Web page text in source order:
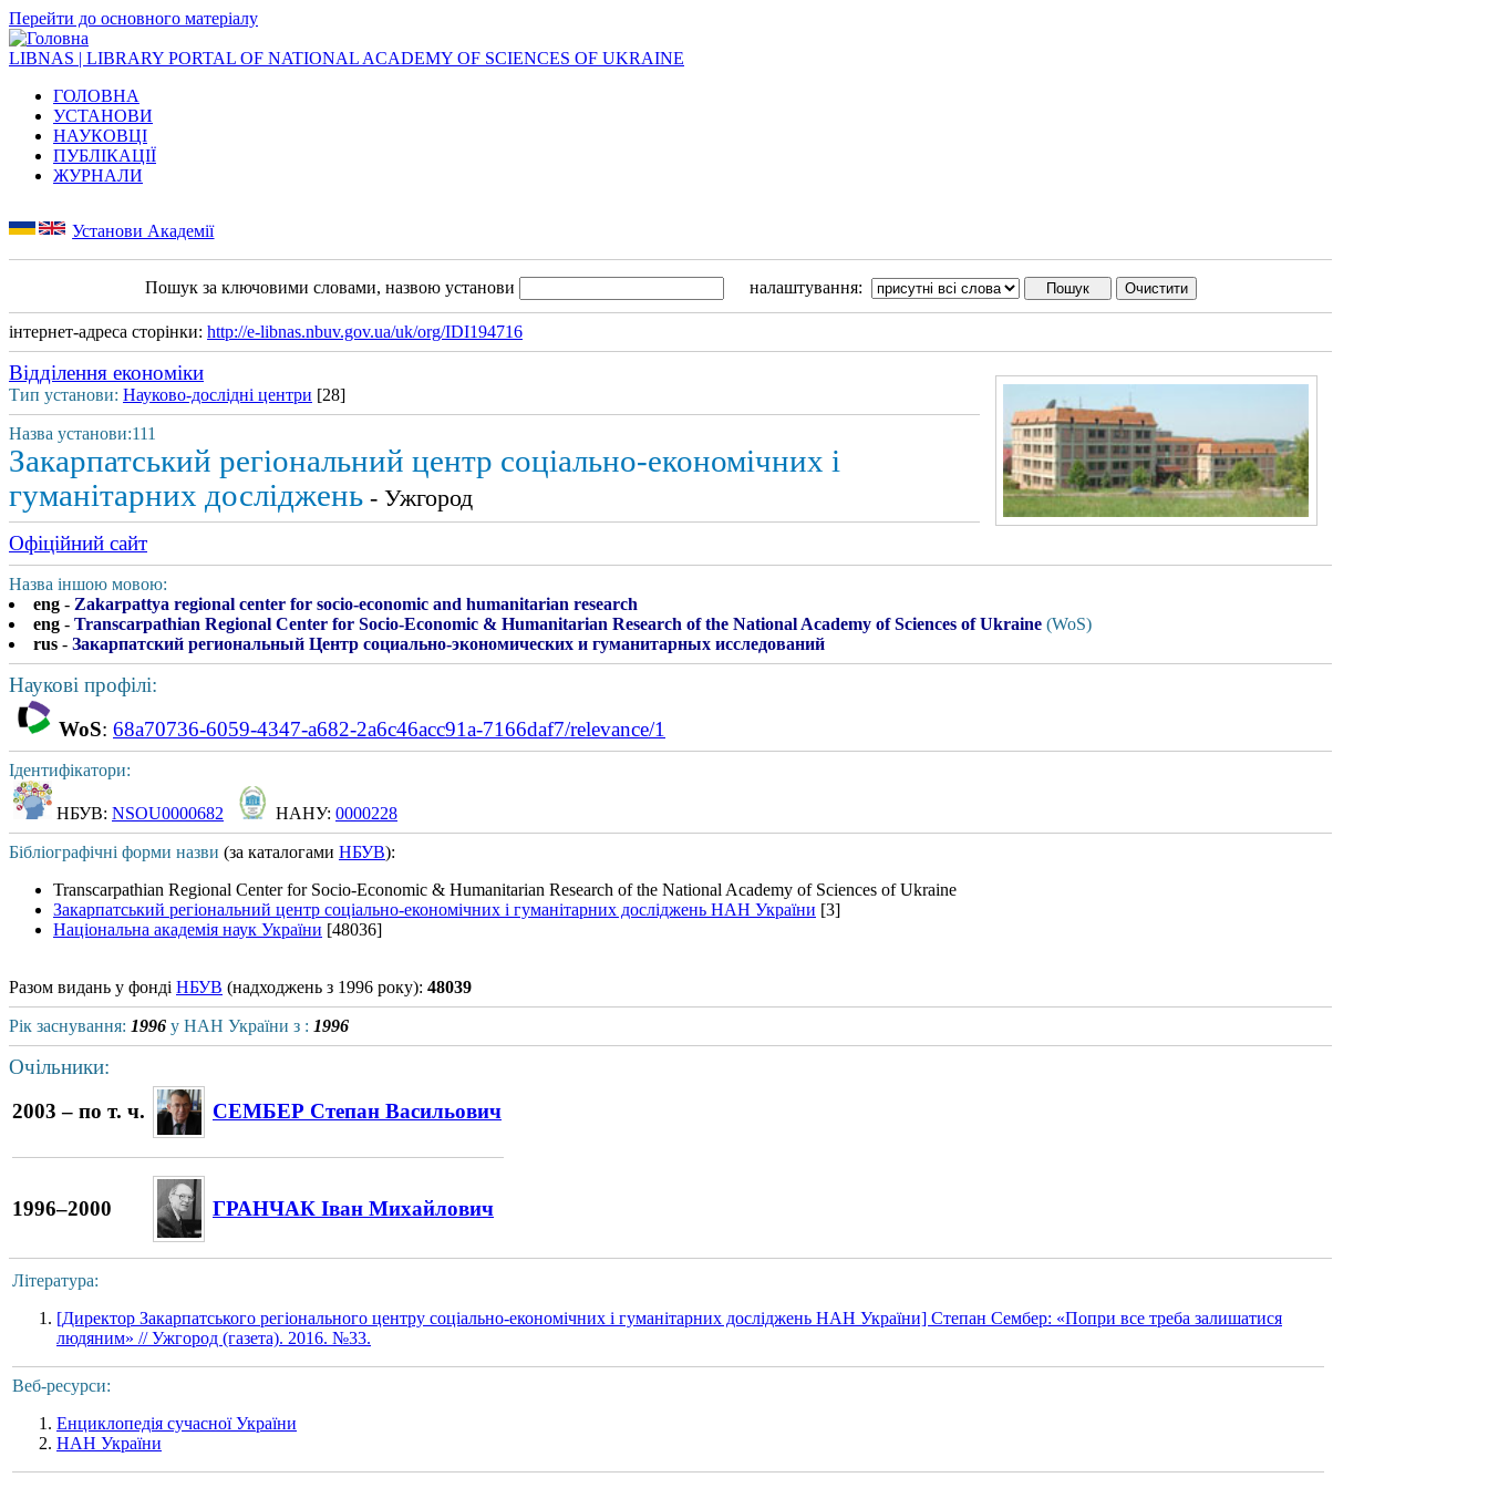
Перейти до основного матеріалу
LIBNAS | LIBRARY PORTAL OF NATIONAL ACADEMY OF SCIENCES OF UKRAINE
ГОЛОВНА
УСТАНОВИ
НАУКОВЦІ
ПУБЛІКАЦІЇ
ЖУРНАЛИ
Установи Академії
Пошук за ключовими словами, назвою установи налаштування:
інтернет-адреса сторінки: http://e-libnas.nbuv.gov.ua/uk/org/IDI194716
Відділення економіки
Тип установи: Науково-дослідні центри [28]
Назва установи:111
Закарпатський регіональний центр соціально-економічних і
гуманітарних досліджень - Ужгород
Офіційний сайт
Назва іншою мовою:
eng - Zakarpattya regional center for socio-economic and humanitarian research
eng - Transcarpathian Regional Center for Socio-Economic & Humanitarian Research of the National Academy of Sciences of Ukraine (WoS)
rus - Закарпатский региональный Центр социально-экономических и гуманитарных исследований
Наукові профілі:
WoS: 68a70736-6059-4347-a682-2a6c46acc91a-7166daf7/relevance/1
Ідентифікатори:
НБУВ: NSOU0000682 НАНУ: 0000228
Бібліографічні форми назви (за каталогами НБУВ):
Transcarpathian Regional Center for Socio-Economic & Humanitarian Research of the National Academy of Sciences of Ukraine
Закарпатський регіональний центр соціально-економічних і гуманітарних досліджень НАН України [3]
Національна академія наук України [48036]
Разом видань у фонді НБУВ (надходжень з 1996 року): 48039
Рік заснування: 1996 у НАН України з : 1996
Очільники:
2003 – по т. ч.
СЕМБЕР Степан Васильович
1996–2000 ГРАНЧАК Іван Михайлович
Література:
[Директор Закарпатського регіонального центру соціально-економічних і гуманітарних досліджень НАН України] Степан Сембер: «Попри все треба залишатися
людяним» // Ужгород (газета). 2016. №33.
Веб-ресурси:
Енциклопедія сучасної України
НАН України